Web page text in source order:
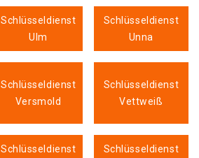
Schlüsseldienst
Ulm
Schlüsseldienst
Unna
Schlüsseldienst
Versmold
Schlüsseldienst
Vettweiß
Schlüsseldienst
Schlüsseldienst